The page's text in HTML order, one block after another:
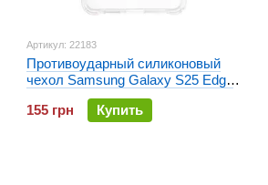
Артикул: 22183
Противоударный силиконовый
чехол Samsung Galaxy S25 Edge
Gelius Proof Прозрачный
155 грн
Купить